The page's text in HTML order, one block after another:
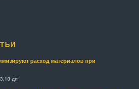
расход материалов при
дп